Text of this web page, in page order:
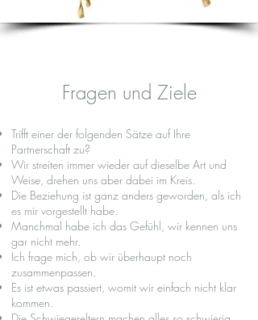
Fragen und Ziele
Trifft einer der folgenden Sätze auf Ihre
Partnerschaft zu?
Wir streiten immer wieder auf dieselbe Art und
Weise, drehen uns aber dabei im Kreis.
Die Beziehung ist ganz anders geworden, als ich
es mir vorgestellt habe.
Manchmal habe ich das Gefühl, wir kennen uns
gar nicht mehr.
Ich frage mich, ob wir überhaupt noch
zusammenpassen.
Es ist etwas passiert, womit wir einfach nicht klar
kommen.